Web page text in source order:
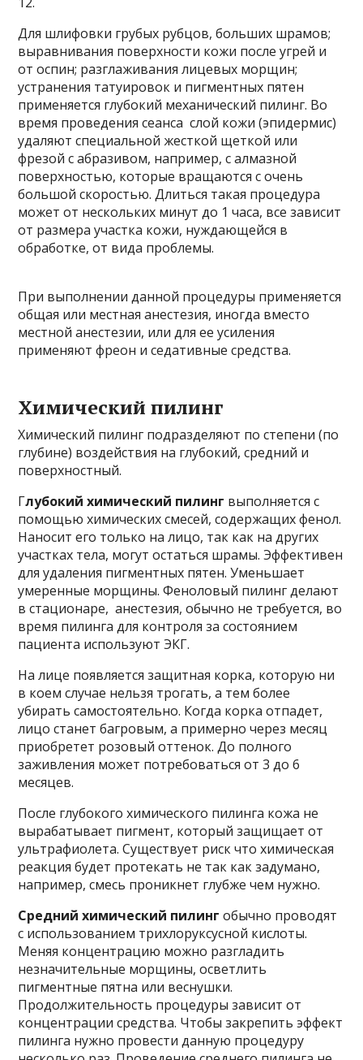
Для шлифовки грубых рубцов, больших шрамов;
выравнивания поверхности кожи после угрей и
от оспин; разглаживания лицевых морщин;
устранения татуировок и пигментных пятен
применяется глубокий механический пилинг. Во
время проведения сеанса слой кожи (эпидермис)
удаляют специальной жесткой щеткой или
фрезой с абразивом, например, с алмазной
поверхностью, которые вращаются с очень
большой скоростью. Длиться такая процедура
может от нескольких минут до 1 часа, все зависит
от размера участка кожи, нуждающейся в
обработке, от вида проблемы.
При выполнении данной процедуры применяется
общая или местная анестезия, иногда вместо
местной анестезии, или для ее усиления
применяют фреон и седативные средства.
Химический пилинг
Химический пилинг подразделяют по степени (по
глубине) воздействия на глубокий, средний и
поверхностный.
Глубокий химический пилинг выполняется с
помощью химических смесей, содержащих фенол.
Наносит его только на лицо, так как на других
участках тела, могут остаться шрамы. Эффективен
для удаления пигментных пятен. Уменьшает
умеренные морщины. Феноловый пилинг делают
в стационаре, анестезия, обычно не требуется, во
время пилинга для контроля за состоянием
пациента используют ЭКГ.
На лице появляется защитная корка, которую ни
в коем случае нельзя трогать, а тем более
убирать самостоятельно. Когда корка отпадет,
лицо станет багровым, а примерно через месяц
приобретет розовый оттенок. До полного
заживления может потребоваться от 3 до 6
месяцев.
После глубокого химического пилинга кожа не
вырабатывает пигмент, который защищает от
ультрафиолета. Существует риск что химическая
реакция будет протекать не так как задумано,
например, смесь проникнет глубже чем нужно.
Средний химический пилинг обычно проводят
с использованием трихлоруксусной кислоты.
Меняя концентрацию можно разгладить
незначительные морщины, осветлить
пигментные пятна или веснушки.
Продолжительность процедуры зависит от
концентрации средства. Чтобы закрепить эффект
пилинга нужно провести данную процедуру